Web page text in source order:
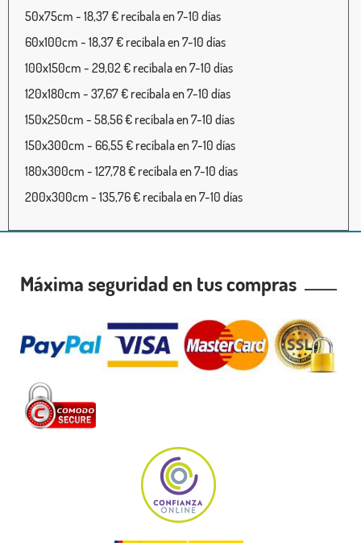
50x75cm - 18,37 € recíbala en 7-10 días
60x100cm - 18,37 € recíbala en 7-10 días
100x150cm - 29,02 € recíbala en 7-10 días
120x180cm - 37,67 € recíbala en 7-10 días
150x250cm - 58,56 € recíbala en 7-10 días
150x300cm - 66,55 € recíbala en 7-10 días
180x300cm - 127,78 € recíbala en 7-10 días
200x300cm - 135,76 € recíbala en 7-10 días
Máxima seguridad en tus compras